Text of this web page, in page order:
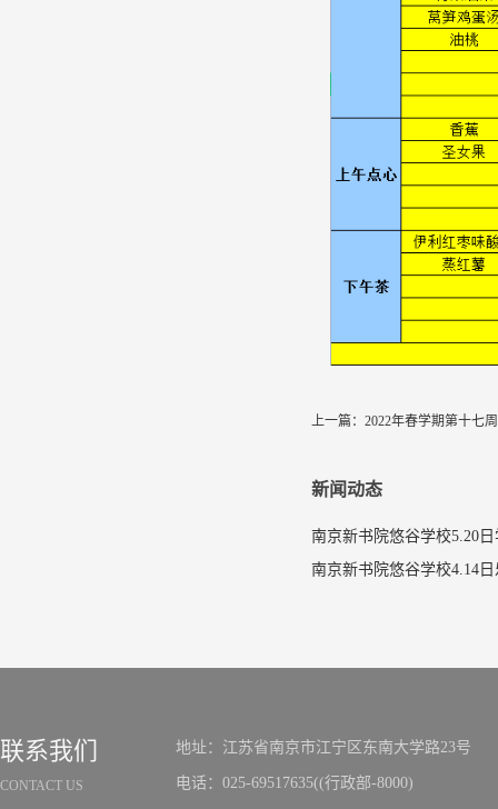
上一篇： 2022年春学期第十七
新闻动态
南京新书院悠谷学校5.20
联系我们
CONTACT US
地址：江苏省南京市江宁区东南大学路23号
电话：025-69517635((行政部-8000)